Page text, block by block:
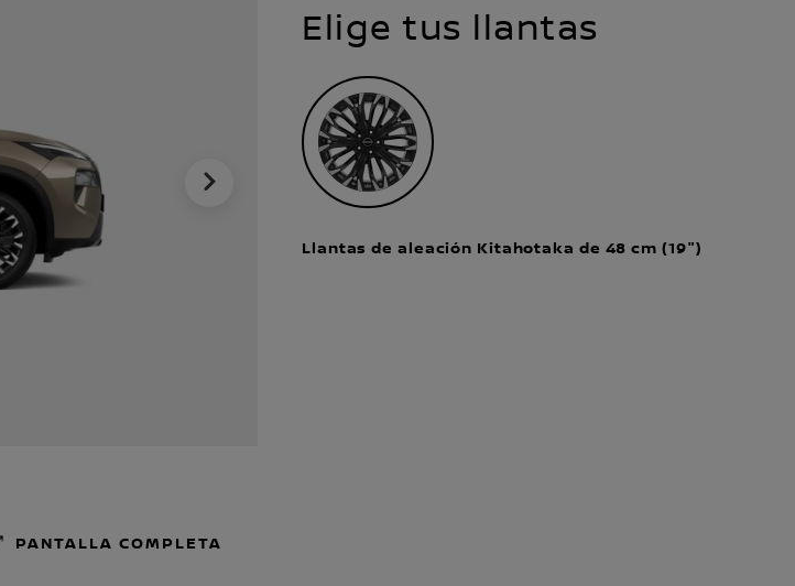
Elige tus llantas
Llantas de aleación Kitahotaka de 48 cm (19")
PANTALLA COMPLETA